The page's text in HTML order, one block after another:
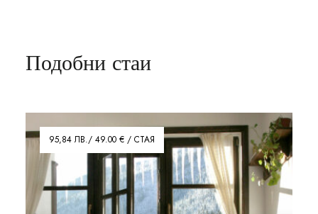
Подобни стаи
95,84 ЛВ./ 49.00 € / СТАЯ